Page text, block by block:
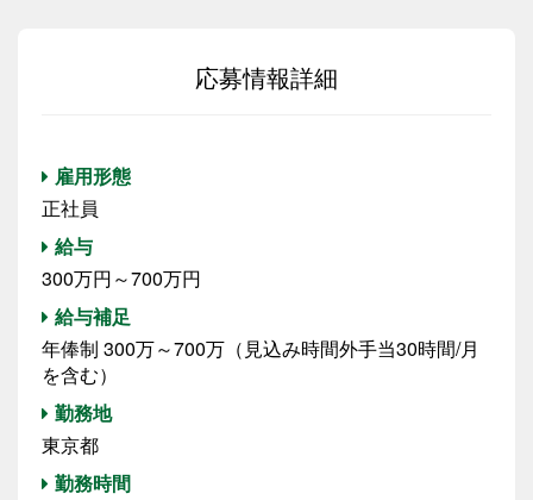
応募情報詳細
雇用形態
正社員
給与
300万円～700万円
給与補足
年俸制 300万～700万（見込み時間外手当30時間/月
を含む）
勤務地
東京都
勤務時間